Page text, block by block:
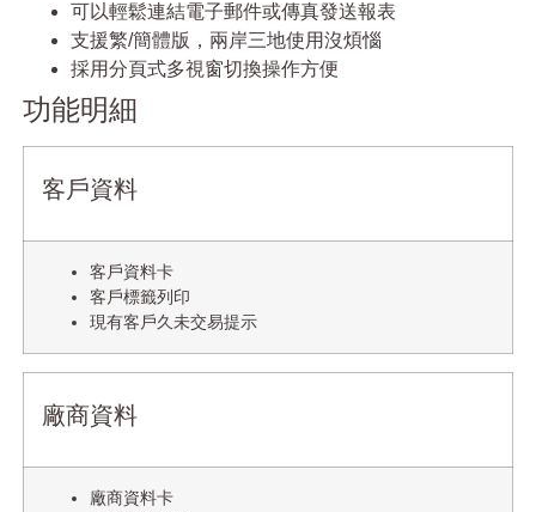
可以輕鬆連結電子郵件或傳真發送報表
支援繁/簡體版，兩岸三地使用沒煩惱
採用分頁式多視窗切換操作方便
功能明細
客戶資料
客戶資料卡
客戶標籤列印
現有客戶久未交易提示
廠商資料
廠商資料卡